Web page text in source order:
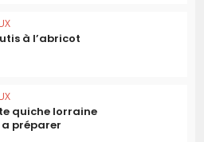
à l’abricot
quiche lorraine
préparer